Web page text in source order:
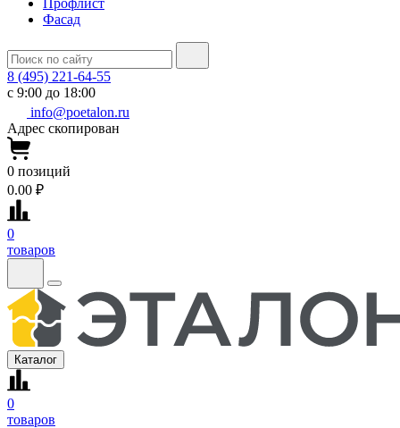
Профлист
Фасад
8 (495) 221-64-55
с 9:00 до 18:00
info@poetalon.ru
Адрес скопирован
0 позиций
0.00 ₽
0
товаров
Каталог
0
товаров